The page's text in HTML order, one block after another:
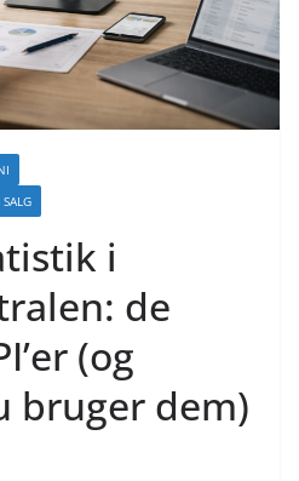
i
de
(og
bruger dem)